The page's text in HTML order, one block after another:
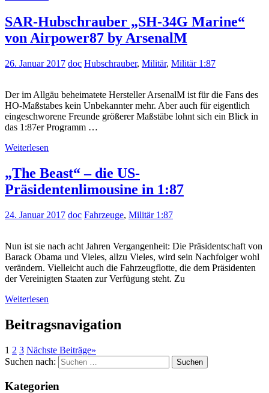
SAR-Hubschrauber „SH-34G Marine“
von Airpower87 by ArsenalM
26. Januar 2017 doc Hubschrauber, Militär, Militär 1:87
Der im Allgäu beheimatete Hersteller ArsenalM ist für die Fans des
HO-Maßstabes kein Unbekannter mehr. Aber auch für eigentlich
eingeschworene Freunde größerer Maßstäbe lohnt sich ein Blick in
das 1:87er Programm …
Weiterlesen
„The Beast“ – die US-
Präsidentenlimousine in 1:87
24. Januar 2017 doc Fahrzeuge, Militär 1:87
Nun ist sie nach acht Jahren Vergangenheit: Die Präsidentschaft von
Barack Obama und Vieles, allzu Vieles, wird sein Nachfolger wohl
verändern. Vielleicht auch die Fahrzeugflotte, die dem Präsidenten
der Vereinigten Staaten zur Verfügung steht. Zu
Weiterlesen
Beitragsnavigation
1 2 3 Nächste Beiträge»
Suchen nach:
Suchen
Kategorien